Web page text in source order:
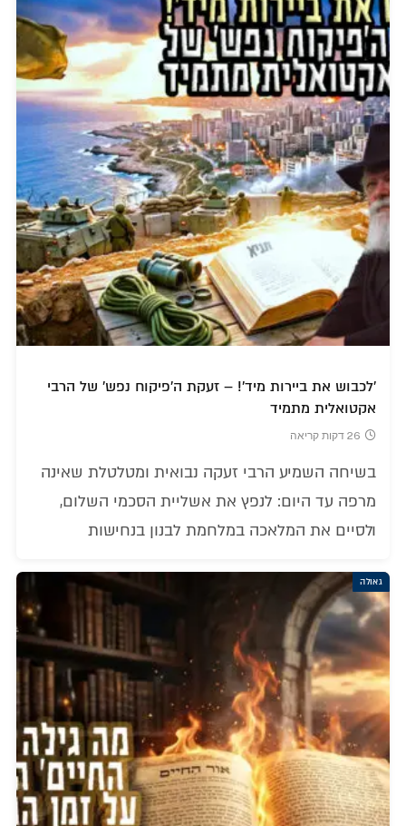
'לכבוש את ביירות מיד'! – זעקת ה'פיקוח נפש' של הרבי
אקטואלית מתמיד
26 דקות קריאה
בשיחה השמיע הרבי זעקה נבואית ומטלטלת שאינה
מרפה עד היום: לנפץ את אשליית הסכמי השלום,
ולסיים את המלאכה במלחמת לבנון בנחישות
גאולה